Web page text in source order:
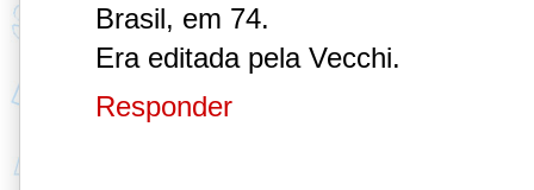
Brasil, em 74.
Era editada pela Vecchi.
Responder